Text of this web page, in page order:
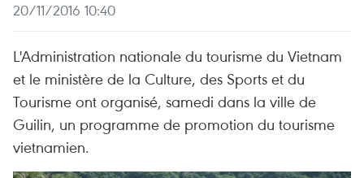
20/11/2016 10:40
L'Administration nationale du tourisme du Vietnam
et le ministère de la Culture, des Sports et du
Tourisme ont organisé, samedi dans la ville de
Guilin, un programme de promotion du tourisme
vietnamien.